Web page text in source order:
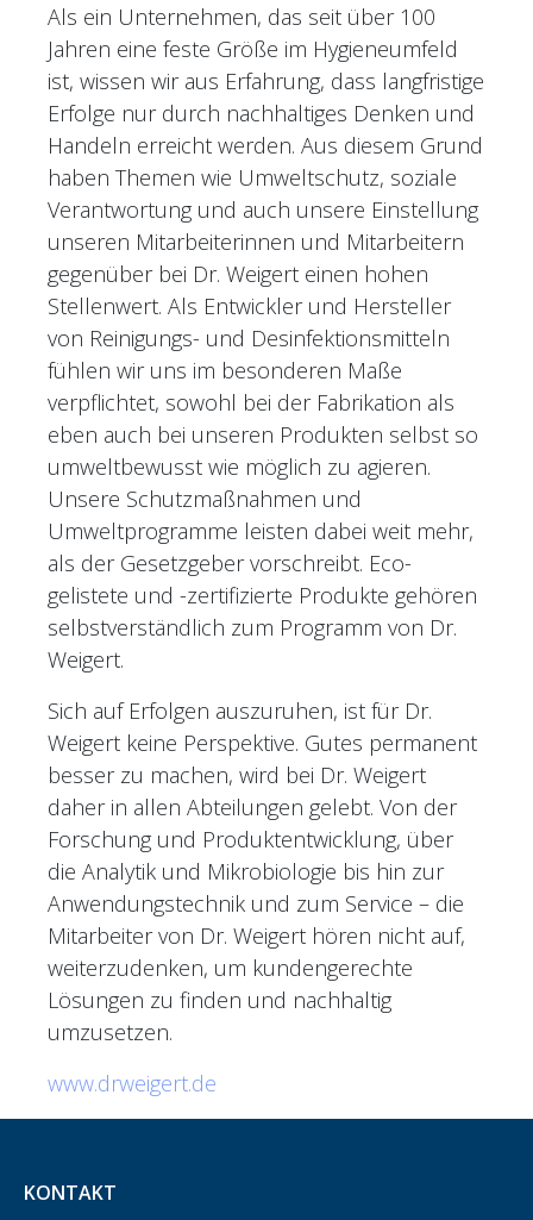
Als ein Unternehmen, das seit über 100
Jahren eine feste Größe im Hygieneumfeld
ist, wissen wir aus Erfahrung, dass langfristige
Erfolge nur durch nachhaltiges Denken und
Handeln erreicht werden. Aus diesem Grund
haben Themen wie Umweltschutz, soziale
Verantwortung und auch unsere Einstellung
unseren Mitarbeiterinnen und Mitarbeitern
gegenüber bei Dr. Weigert einen hohen
Stellenwert. Als Entwickler und Hersteller
von Reinigungs- und Desinfektionsmitteln
fühlen wir uns im besonderen Maße
verpflichtet, sowohl bei der Fabrikation als
eben auch bei unseren Produkten selbst so
umweltbewusst wie möglich zu agieren.
Unsere Schutzmaßnahmen und
Umweltprogramme leisten dabei weit mehr,
als der Gesetzgeber vorschreibt. Eco-
gelistete und -zertifizierte Produkte gehören
selbstverständlich zum Programm von Dr.
Weigert.
Sich auf Erfolgen auszuruhen, ist für Dr.
Weigert keine Perspektive. Gutes permanent
besser zu machen, wird bei Dr. Weigert
daher in allen Abteilungen gelebt. Von der
Forschung und Produktentwicklung, über
die Analytik und Mikrobiologie bis hin zur
Anwendungstechnik und zum Service – die
Mitarbeiter von Dr. Weigert hören nicht auf,
weiterzudenken, um kundengerechte
Lösungen zu finden und nachhaltig
umzusetzen.
www.drweigert.de
KONTAKT